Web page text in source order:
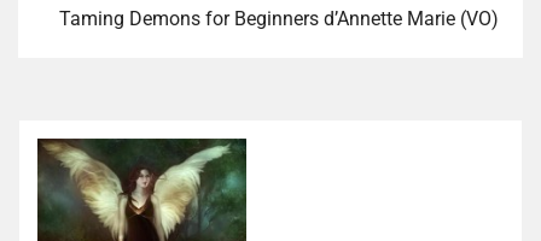
Taming Demons for Beginners d’Annette Marie (VO)